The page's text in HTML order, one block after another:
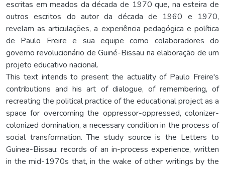
escritas em meados da década de 1970 que, na esteira de
outros escritos do autor da década de 1960 e 1970,
revelam as articulações, a experiência pedagógica e política
de Paulo Freire e sua equipe como colaboradores do
governo revolucionário de Guiné-Bissau na elaboração de um
projeto educativo nacional.
This text intends to present the actuality of Paulo Freire's
contributions and his art of dialogue, of remembering, of
recreating the political practice of the educational project as a
space for overcoming the oppressor-oppressed, colonizer-
colonized domination, a necessary condition in the process of
social transformation. The study source is the Letters to
Guinea-Bissau: records of an in-process experience, written
in the mid-1970s that, in the wake of other writings by the